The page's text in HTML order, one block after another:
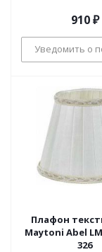
910₽
Уведомить о
Плафон
Maytoni Abel
326